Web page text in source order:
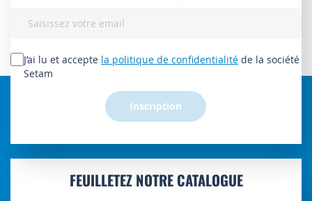
lettre
d’information
J’ai lu et accepte la politique de confidentialité de la société
Setam
Inscription
FEUILLETEZ NOTRE CATALOGUE